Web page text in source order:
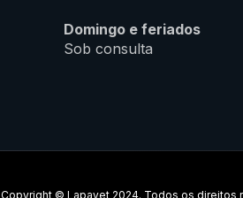
Domingo e feriados
Sob consulta
Copyright © Lapavet 2024. Todos os direitos